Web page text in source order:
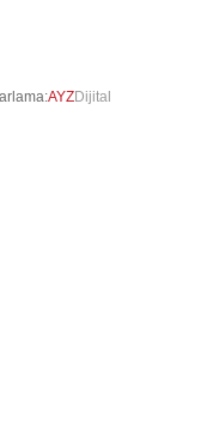
AYZDijital